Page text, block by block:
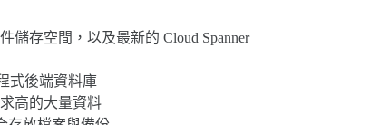
儲存空間，以及最新的 Cloud Spanner
式後端資料庫
高的大量資料